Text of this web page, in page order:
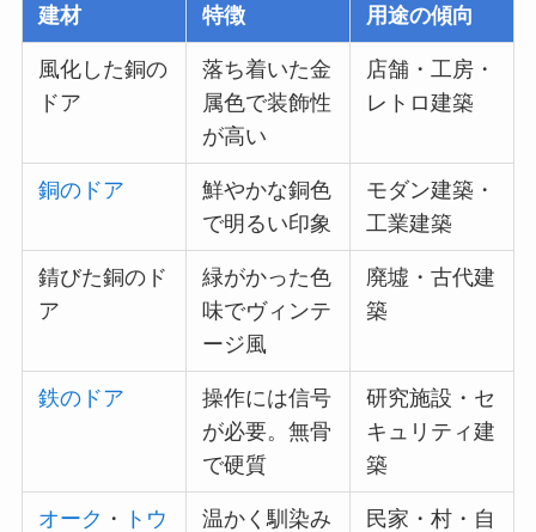
建材 特徴 用途の傾向
風化した銅の
ドア
落ち着いた金
属色で装飾性
が高い
店舗・工房・
レトロ建築
銅のドア
鮮やかな銅色
で明るい印象
モダン建築・
工業建築
錆びた銅のド
ア
緑がかった色
味でヴィンテ
ージ風
廃墟・古代建
築
鉄のドア
操作には信号
が必要。無骨
で硬質
研究施設・セ
キュリティ建
築
オーク ・
トウ
温かく馴染み
民家・村・自